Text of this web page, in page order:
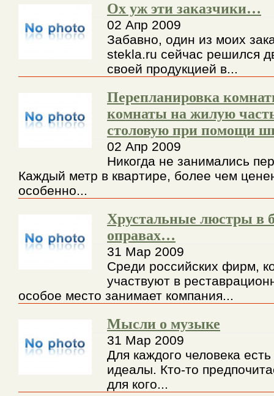
Ох уж эти заказчики…
02 Апр 2009
Забавно, один из моих
stekla.ru сейчас решился
своей продукцией в...
Перепланировка
комнаты на жилую
столовую при помощи
02 Апр 2009
Никогда не занимались
Каждый метр в квартире, более чем
особенно...
Хрустальные люстры в
оправах…
31 Мар 2009
Среди российских фирм,
участвуют в
особое место занимает компания...
Мысли о музыке
31 Мар 2009
Для каждого человека
идеалы. Кто-то
для кого...